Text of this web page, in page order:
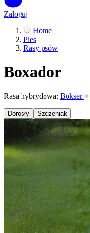
Zaloguj
Home
Pies
Rasy psów
Boxador
Rasa hybrydowa: Bokser ×
Dorosły Szczeniak